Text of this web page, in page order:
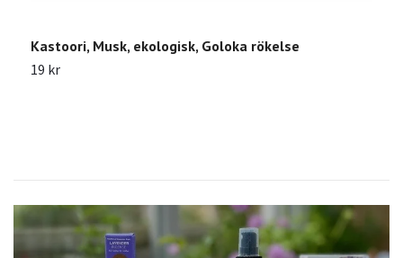
Kastoori, Musk, ekologisk, Goloka rökelse
19 kr